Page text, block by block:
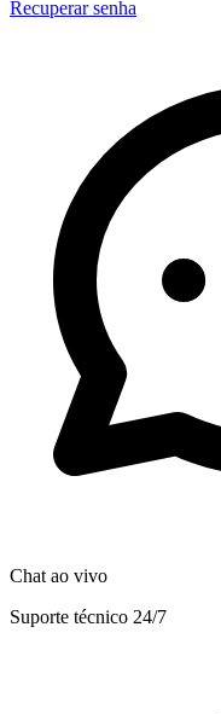
Recuperar senha
Chat ao vivo
Suporte técnico 24/7